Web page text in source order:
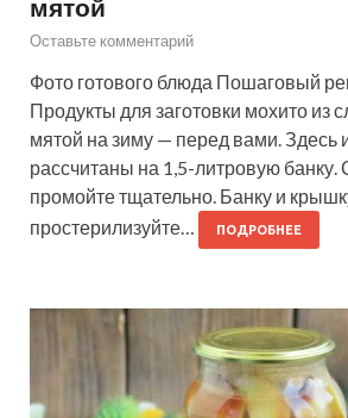
мятой
Оставьте комментарий
Фото готового блюда Пошаговый
Продукты для заготовки мохито из
мятой на зиму — перед вами. Здесь
рассчитаны на 1,5-литровую
промойте тщательно. Банку и
простерилизуйте…
ПОДРОБНЕЕ